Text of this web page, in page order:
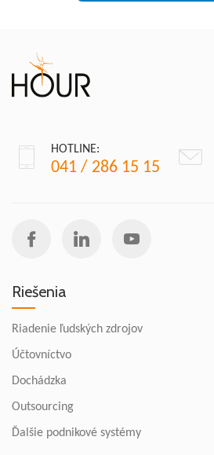
HOTLINE:
041 / 286 15 15
Riešenia
Riadenie ľudských zdrojov
Účtovníctvo
Dochádzka
Outsourcing
Ďalšie podnikové systémy